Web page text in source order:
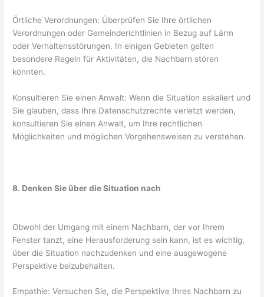
Örtliche Verordnungen: Überprüfen Sie Ihre örtlichen
Verordnungen oder Gemeinderichtlinien in Bezug auf Lärm
oder Verhaltensstörungen. In einigen Gebieten gelten
besondere Regeln für Aktivitäten, die Nachbarn stören
könnten.
Konsultieren Sie einen Anwalt: Wenn die Situation eskaliert und
Sie glauben, dass Ihre Datenschutzrechte verletzt werden,
konsultieren Sie einen Anwalt, um Ihre rechtlichen
Möglichkeiten und möglichen Vorgehensweisen zu verstehen.
8. Denken Sie über die Situation nach
Obwohl der Umgang mit einem Nachbarn, der vor Ihrem
Fenster tanzt, eine Herausforderung sein kann, ist es wichtig,
über die Situation nachzudenken und eine ausgewogene
Perspektive beizubehalten.
Empathie: Versuchen Sie, die Perspektive Ihres Nachbarn zu